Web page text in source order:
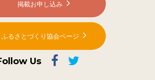
掲載お申し込み
ふるさとづくり協会ページ
Us